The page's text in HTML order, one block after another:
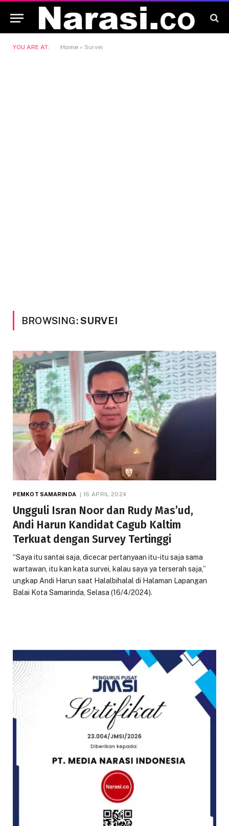
YOU ARE AT: Home » Survei
BROWSING:SURVEI
PEMKOT SAMARINDA 16 APRIL 2024
Ungguli Isran Noor dan Rudy Mas’ud,
Andi Harun Kandidat Cagub Kaltim
Terkuat dengan Survey Tertinggi
“Saya itu santai saja, dicecar pertanyaan itu-itu saja sama
wartawan, itu kan kata survei, kalau saya ya terserah saja,”
ungkap Andi Harun saat Halalbihalal di Halaman Lapangan
Balai Kota Samarinda, Selasa (16/4/2024).